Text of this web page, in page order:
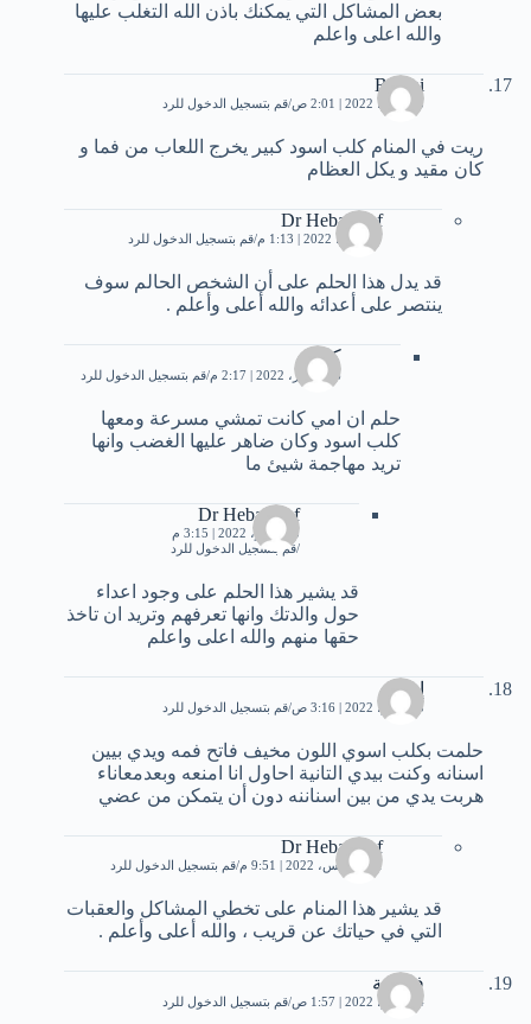
بعض المشاكل التي يمكنك باذن الله التغلب عليها
والله اعلى واعلم
Botani
23 يونيو، 2022 | 2:01 ص قم بتسجيل الدخول للرد
ريت في المنام كلب اسود كبير يخرج اللعاب من فما و
كان مقيد و يكل العظام
Dr Heba Atef
27 يونيو، 2022 | 1:13 م قم بتسجيل الدخول للرد
قد يدل هذا الحلم على أن الشخص الحالم سوف
ينتصر على أعدائه والله أعلى وأعلم .
كاتيا
26 أكتوبر، 2022 | 2:17 م قم بتسجيل الدخول للرد
حلم ان امي كانت تمشي مسرعة ومعها
كلب اسود وكان ضاهر عليها الغضب وانها
تريد مهاجمة شيئ ما
Dr Heba Atef
5 نوفمبر، 2022 | 3:15 م
قم بتسجيل الدخول للرد
قد يشير هذا الحلم على وجود اعداء
حول والدتك وانها تعرفهم وتريد ان تاخذ
حقها منهم والله اعلى واعلم
إحمد
23 يوليو، 2022 | 3:16 ص قم بتسجيل الدخول للرد
حلمت بكلب اسوي اللون مخيف فاتح فمه ويدي بيين
اسنانه وكنت بيدي التانية احاول انا امنعه وبعدمعاناء
هربت يدي من بين اسناننه دون أن يتمكن من عضي
Dr Heba Atef
1 أغسطس، 2022 | 9:51 م قم بتسجيل الدخول للرد
قد يشير هذا المنام على تخطي المشاكل والعقبات
التي في حياتك عن قريب ، والله أعلى وأعلم .
فاطمة
24 يوليو، 2022 | 1:57 ص قم بتسجيل الدخول للرد